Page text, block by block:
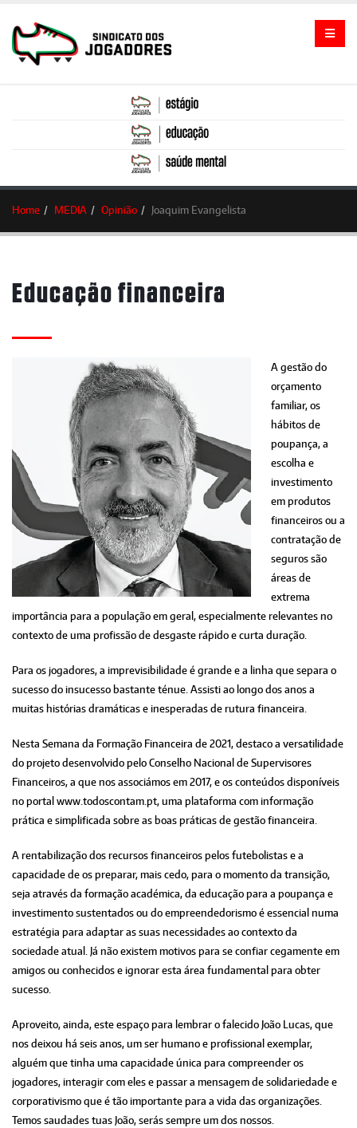
Home MEDIA Opinião Joaquim Evangelista
Educação financeira
A gestão do
orçamento
familiar, os
hábitos de
poupança, a
escolha e
investimento
em produtos
financeiros ou a
contratação de
seguros são
áreas de
extrema
importância para a população em geral, especialmente relevantes no
contexto de uma profissão de desgaste rápido e curta duração.
Para os jogadores, a imprevisibilidade é grande e a linha que separa o
sucesso do insucesso bastante ténue. Assisti ao longo dos anos a
muitas histórias dramáticas e inesperadas de rutura financeira.
Nesta Semana da Formação Financeira de 2021, destaco a versatilidade
do projeto desenvolvido pelo Conselho Nacional de Supervisores
Financeiros, a que nos associámos em 2017, e os conteúdos disponíveis
no portal www.todoscontam.pt, uma plataforma com informação
prática e simplificada sobre as boas práticas de gestão financeira.
A rentabilização dos recursos financeiros pelos futebolistas e a
capacidade de os preparar, mais cedo, para o momento da transição,
seja através da formação académica, da educação para a poupança e
investimento sustentados ou do empreendedorismo é essencial numa
estratégia para adaptar as suas necessidades ao contexto da
sociedade atual. Já não existem motivos para se confiar cegamente em
amigos ou conhecidos e ignorar esta área fundamental para obter
sucesso.
Aproveito, ainda, este espaço para lembrar o falecido João Lucas, que
nos deixou há seis anos, um ser humano e profissional exemplar,
alguém que tinha uma capacidade única para compreender os
jogadores, interagir com eles e passar a mensagem de solidariedade e
corporativismo que é tão importante para a vida das organizações.
Temos saudades tuas João, serás sempre um dos nossos.